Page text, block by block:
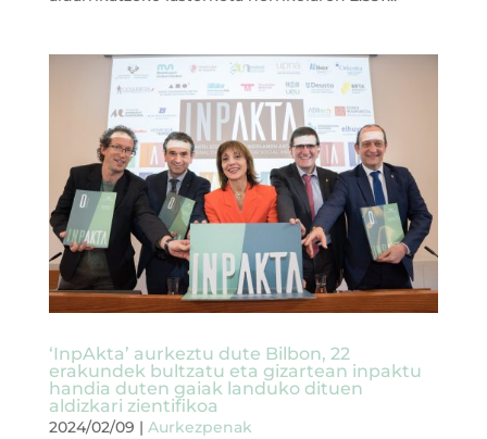
‘InpAkta’ aurkeztu dute Bilbon, 22
erakundek bultzatu eta gizartean inpaktu
handia duten gaiak landuko dituen
aldizkari zientifikoa
2024/02/09 | Aurkezpenak